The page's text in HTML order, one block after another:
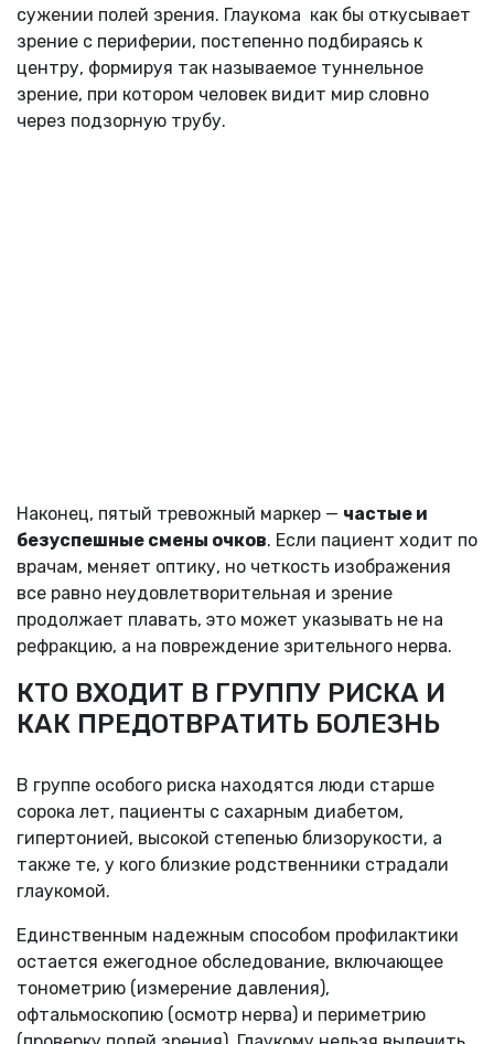
сужении полей зрения. Глаукома как бы откусывает
зрение с периферии, постепенно подбираясь к
центру, формируя так называемое туннельное
зрение, при котором человек видит мир словно
через подзорную трубу.
Наконец, пятый тревожный маркер — частые и
безуспешные смены очков. Если пациент ходит по
врачам, меняет оптику, но четкость изображения
все равно неудовлетворительная и зрение
продолжает плавать, это может указывать не на
рефракцию, а на повреждение зрительного нерва.
КТО ВХОДИТ В ГРУППУ РИСКА И
КАК ПРЕДОТВРАТИТЬ БОЛЕЗНЬ
В группе особого риска находятся люди старше
сорока лет, пациенты с сахарным диабетом,
гипертонией, высокой степенью близорукости, а
также те, у кого близкие родственники страдали
глаукомой.
Единственным надежным способом профилактики
остается ежегодное обследование, включающее
тонометрию (измерение давления),
офтальмоскопию (осмотр нерва) и периметрию